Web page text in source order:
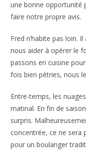
une bonne opportunité
faire notre propre avis.
Fred n’habite pas loin.
nous aider à opérer le
passons en cuisine
fois bien pétries, nous
Entre-temps, les
matinal. En fin de
surpris.
concentrée, ce ne sera
pour un boulanger